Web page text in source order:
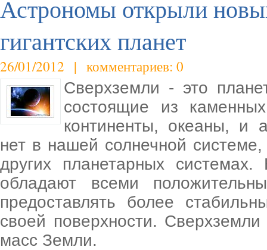
Астрономы открыли
гигантских планет
26/01/2012 | комментариев: 0
Сверхземли - это
состоящие из
континенты, океаны, и
нет в нашей солнечной
других планетарных
обладают всеми
предоставлять более
своей поверхности.
масс Земли.